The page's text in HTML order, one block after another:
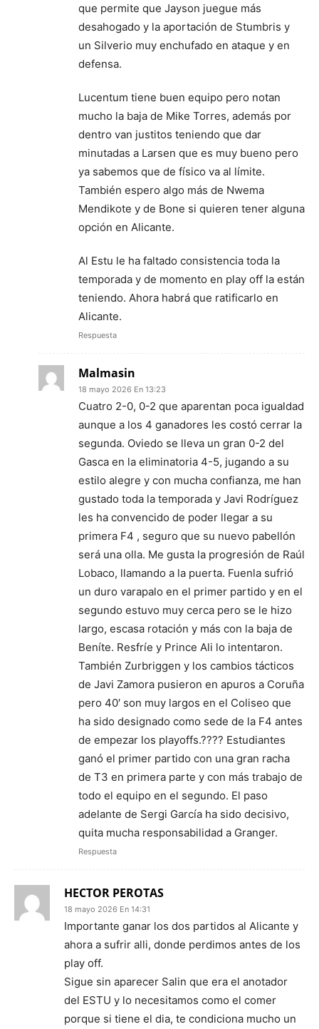
que permite que Jayson juegue más
desahogado y la aportación de Stumbris y
un Silverio muy enchufado en ataque y en
defensa.
Lucentum tiene buen equipo pero notan
mucho la baja de Mike Torres, además por
dentro van justitos teniendo que dar
minutadas a Larsen que es muy bueno pero
ya sabemos que de físico va al límite.
También espero algo más de Nwema
Mendikote y de Bone si quieren tener alguna
opción en Alicante.
Al Estu le ha faltado consistencia toda la
temporada y de momento en play off la están
teniendo. Ahora habrá que ratificarlo en
Alicante.
Respuesta
Malmasin
18 mayo 2026 En 13:23
Cuatro 2-0, 0-2 que aparentan poca igualdad
aunque a los 4 ganadores les costó cerrar la
segunda. Oviedo se lleva un gran 0-2 del
Gasca en la eliminatoria 4-5, jugando a su
estilo alegre y con mucha confianza, me han
gustado toda la temporada y Javi Rodríguez
les ha convencido de poder llegar a su
primera F4 , seguro que su nuevo pabellón
será una olla. Me gusta la progresión de Raúl
Lobaco, llamando a la puerta. Fuenla sufrió
un duro varapalo en el primer partido y en el
segundo estuvo muy cerca pero se le hizo
largo, escasa rotación y más con la baja de
Beníte. Resfríe y Prince Ali lo intentaron.
También Zurbriggen y los cambios tácticos
de Javi Zamora pusieron en apuros a Coruña
pero 40′ son muy largos en el Coliseo que
ha sido designado como sede de la F4 antes
de empezar los playoffs.???? Estudiantes
ganó el primer partido con una gran racha
de T3 en primera parte y con más trabajo de
todo el equipo en el segundo. El paso
adelante de Sergi García ha sido decisivo,
quita mucha responsabilidad a Granger.
Respuesta
HECTOR PEROTAS
18 mayo 2026 En 14:31
Importante ganar los dos partidos al Alicante y
ahora a sufrir alli, donde perdimos antes de los
play off.
Sigue sin aparecer Salin que era el anotador
del ESTU y lo necesitamos como el comer
porque si tiene el dia, te condiciona mucho un